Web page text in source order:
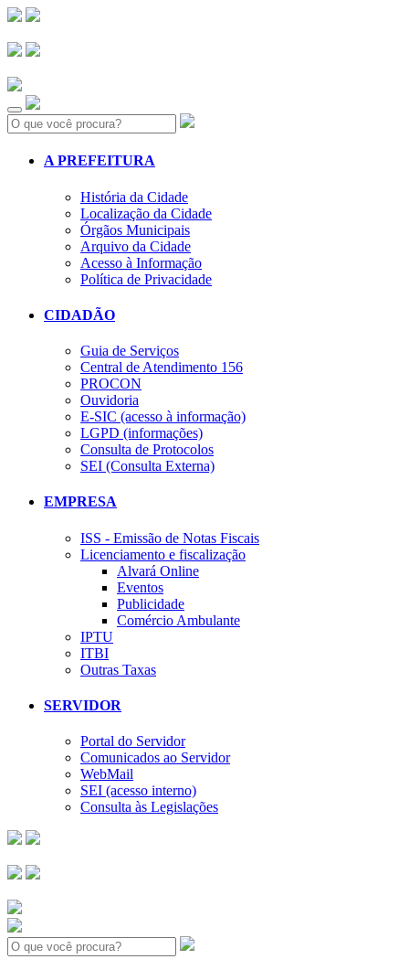
Search:
A PREFEITURA
História da Cidade
Localização da Cidade
Órgãos Municipais
Arquivo da Cidade
Acesso à Informação
Política de Privacidade
CIDADÃO
Guia de Serviços
Central de Atendimento 156
PROCON
Ouvidoria
E-SIC (acesso à informação)
LGPD (informações)
Consulta de Protocolos
SEI (Consulta Externa)
EMPRESA
ISS - Emissão de Notas Fiscais
Licenciamento e fiscalização
Alvará Online
Eventos
Publicidade
Comércio Ambulante
IPTU
ITBI
Outras Taxas
SERVIDOR
Portal do Servidor
Comunicados ao Servidor
WebMail
SEI (acesso interno)
Consulta às Legislações
Search: